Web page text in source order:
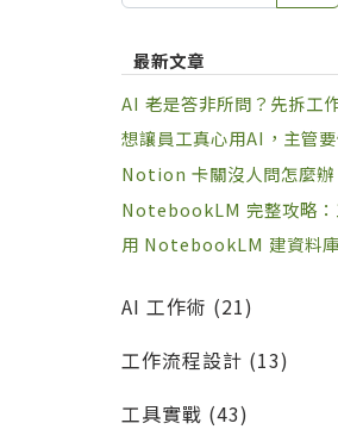
最新文章
AI 老是答非所問？先拆工
色
想讓員工真心用AI，主管
規定，是設計習慣
Notion 卡關沒人問怎麼辦
練幾局再說
NotebookLM 完整攻略：
一鍵產出 + 下指令六大原則
庫真正幫你做事
用 NotebookLM 建資料
的實戰工作流
AI 工作術 (21)
工作流程設計 (13)
工具實戰 (43)